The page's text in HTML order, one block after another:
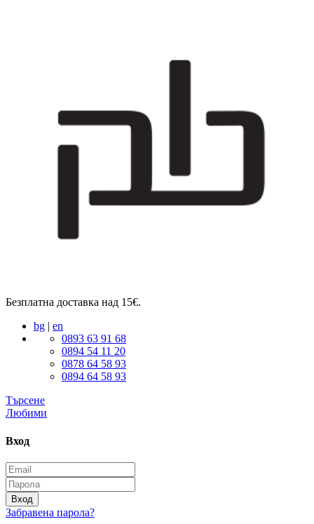
Безплатна доставка над 15€.
bg | en
0893 63 91 68
0894 54 11 20
0878 64 58 93
0894 64 58 93
Търсене
Любими
Вход
Вход
Забравена парола?